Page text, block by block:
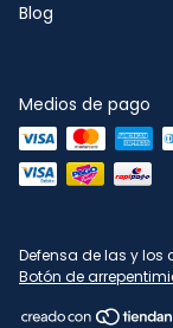
Blog
Medios de pago
Defensa de las y los
Botón de